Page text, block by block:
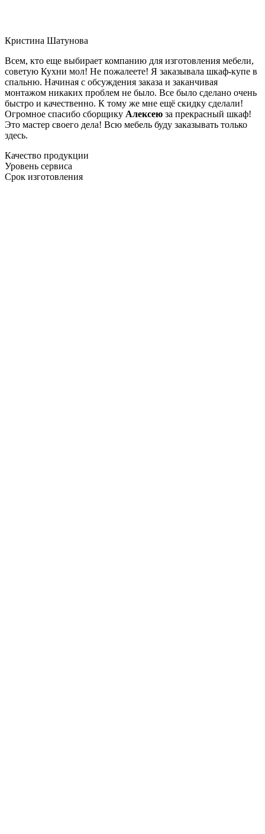
Кристина Шатунова
Всем, кто еще выбирает компанию для изготовления мебели,
советую Кухни мол! Не пожалеете! Я заказывала шкаф-купе в
спальню. Начиная с обсуждения заказа и заканчивая
монтажом никаких проблем не было. Все было сделано очень
быстро и качественно. К тому же мне ещё скидку сделали!
Огромное спасибо сборщику Алексею за прекрасный шкаф!
Это мастер своего дела! Всю мебель буду заказывать только
здесь.
Качество продукции
Уровень сервиса
Срок изготовления